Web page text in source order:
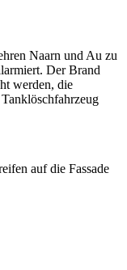
Naarn und Au zu
Der Brand
werden, die
auf die Fassade